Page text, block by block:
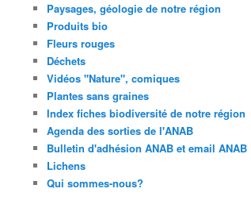
Paysages, géologie de notre région
Produits bio
Fleurs rouges
Déchets
Vidéos "Nature", comiques
Plantes sans graines
Index fiches biodiversité de notre région
Agenda des sorties de l'ANAB
Bulletin d'adhésion ANAB et email ANAB
Lichens
Qui sommes-nous?